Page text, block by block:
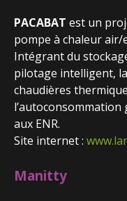
PACABAT est un
pompe à chaleur air/
Intégrant du
pilotage intelligent,
chaudières
l’autoconsommation
aux ENR.
Site internet :
Manitty